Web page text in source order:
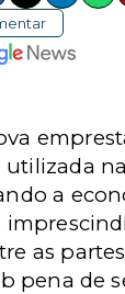
a
as
pena de